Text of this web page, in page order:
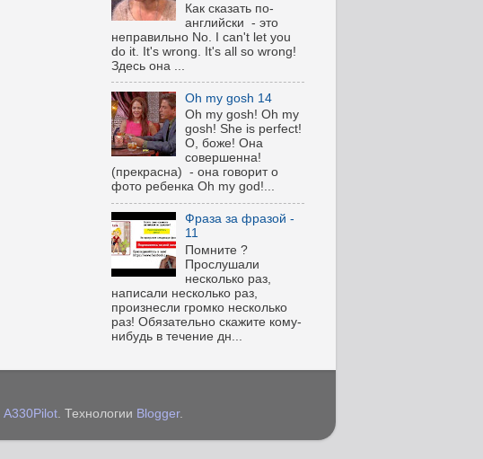
Как сказать по-
английски - это
неправильно No. I can't let you
do it. It's wrong. It's all so wrong!
Здесь она ...
Oh my gosh 14
Oh my gosh! Oh my
gosh! She is perfect!
О, боже! Она
совершенна!
(прекрасна) - она говорит о
фото ребенка Oh my god!...
Фраза за фразой -
11
Помните ?
Прослушали
несколько раз,
написали несколько раз,
произнесли громко несколько
раз! Обязательно скажите кому-
нибудь в течение дн...
A330Pilot. Технологии Blogger.